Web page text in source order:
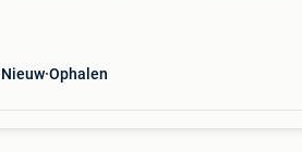
Nieuw Ophalen